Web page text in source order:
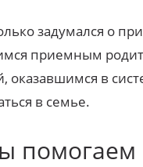
задумался о
приемным
оказавшимся в
в семье.
помогаем